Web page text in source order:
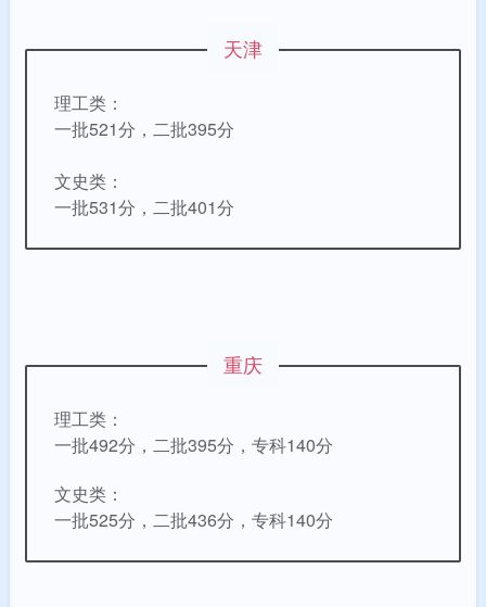
天津
理工类：
一批521分，二批395分
文史类：
一批531分，二批401分
重庆
理工类：
一批492分，二批395分，专科140分
文史类：
一批525分，二批436分，专科140分